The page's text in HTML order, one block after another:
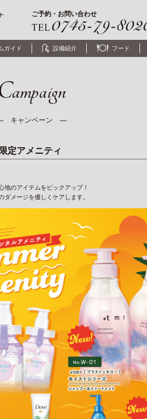
ご予約・お問い合わせ
ガイド 設備紹介 フード
キャンペーン ―
定アメニティ
地のアイテムをピックアップ！
ダメージを優しくケアします。